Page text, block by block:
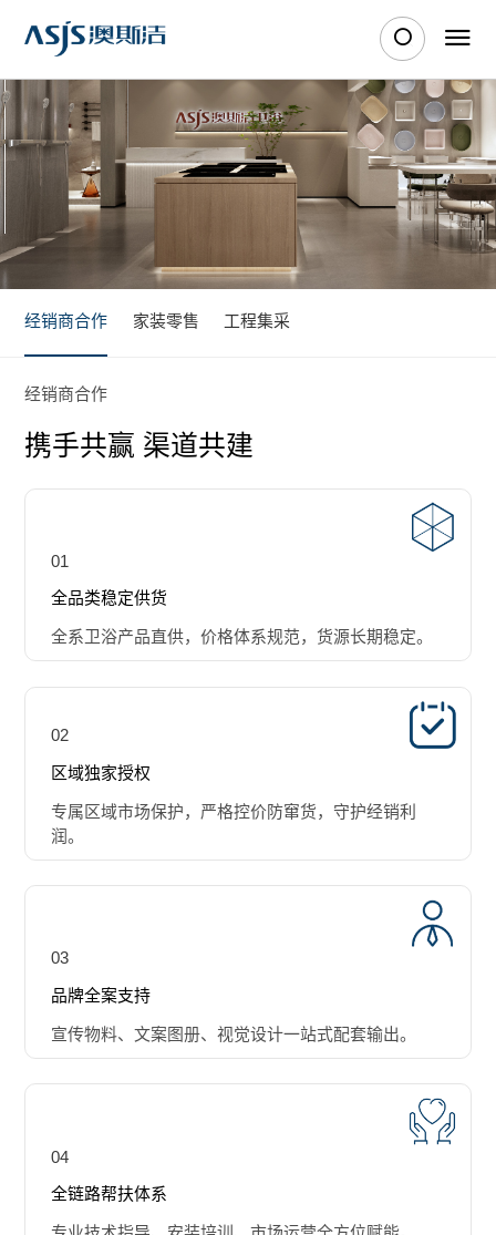
经销商合作 家装零售 工程集采
经销商合作
携手共赢 渠道共建
01
全品类稳定供货
全系卫浴产品直供，价格体系规范，货源长期稳定。
02
区域独家授权
专属区域市场保护，严格控价防窜货，守护经销利
润。
03
品牌全案支持
宣传物料、文案图册、视觉设计一站式配套输出。
04
全链路帮扶体系